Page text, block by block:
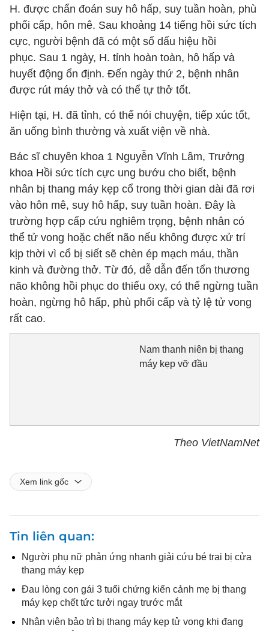
H. được chẩn đoán suy hô hấp, suy tuần hoàn, phù
phổi cấp, hôn mê. Sau khoảng 14 tiếng hồi sức tích
cực, người bệnh đã có một số dấu hiệu hồi
phục. Sau 1 ngày, H. tỉnh hoàn toàn, hô hấp và
huyết động ổn định. Đến ngày thứ 2, bệnh nhân
được rút máy thở và có thể tự thở tốt.
Hiện tại, H. đã tỉnh, có thể nói chuyện, tiếp xúc tốt,
ăn uống bình thường và xuất viện về nhà.
Bác sĩ chuyên khoa 1 Nguyễn Vĩnh Lâm, Trưởng
khoa Hồi sức tích cực ung bướu cho biết, bệnh
nhân bị thang máy kẹp cổ trong thời gian dài đã rơi
vào hôn mê, suy hô hấp, suy tuần hoàn. Đây là
trường hợp cấp cứu nghiêm trọng, bệnh nhân có
thể tử vong hoặc chết não nếu không được xử trí
kịp thời vì cổ bị siết sẽ chèn ép mạch máu, thần
kinh và đường thở. Từ đó, dễ dẫn đến tổn thương
não không hồi phục do thiếu oxy, có thể ngừng tuần
hoàn, ngừng hô hấp, phù phổi cấp và tỷ lệ tử vong
rất cao.
Nam thanh niên bị thang
máy kẹp vỡ đầu
Theo VietNamNet
Xem link gốc
Tin liên quan
Người phụ nữ phản ứng nhanh giải cứu bé trai bị cửa
thang máy kẹp
Đau lòng con gái 3 tuổi chứng kiến cảnh mẹ bị thang
máy kẹp chết tức tưởi ngay trước mắt
Nhân viên bảo trì bị thang máy kẹp tử vong khi đang